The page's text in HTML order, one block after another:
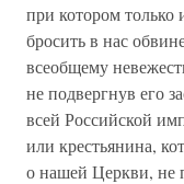
при котором только
бросить в нас
всеобщему
не подвергнув его
всей Российской
или крестьянина,
о нашей Церкви, не